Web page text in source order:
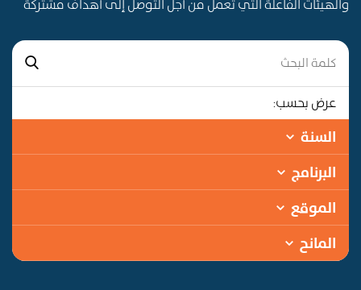
والهيئات الفاعلة التي تعمل من أجل التوصل إلى أهداف مشتركة
عرض بحسب:
السنة
البرنامج
الموقع
المانح